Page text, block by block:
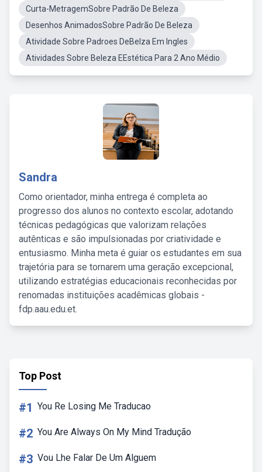
Curta-MetragemSobre Padrão De Beleza
Desenhos AnimadosSobre Padrão De Beleza
Atividade Sobre Padroes DeBelza Em Ingles
Atividades Sobre Beleza EEstética Para 2 Ano Médio
Sandra
Como orientador, minha entrega é completa ao
progresso dos alunos no contexto escolar, adotando
técnicas pedagógicas que valorizam relações
autênticas e são impulsionadas por criatividade e
entusiasmo. Minha meta é guiar os estudantes em sua
trajetória para se tornarem uma geração excepcional,
utilizando estratégias educacionais reconhecidas por
renomadas instituições acadêmicas globais -
fdp.aau.edu.et.
Top Post
#1 You Re Losing Me Traducao
#2 You Are Always On My Mind Tradução
#3 Vou Lhe Falar De Um Alguem